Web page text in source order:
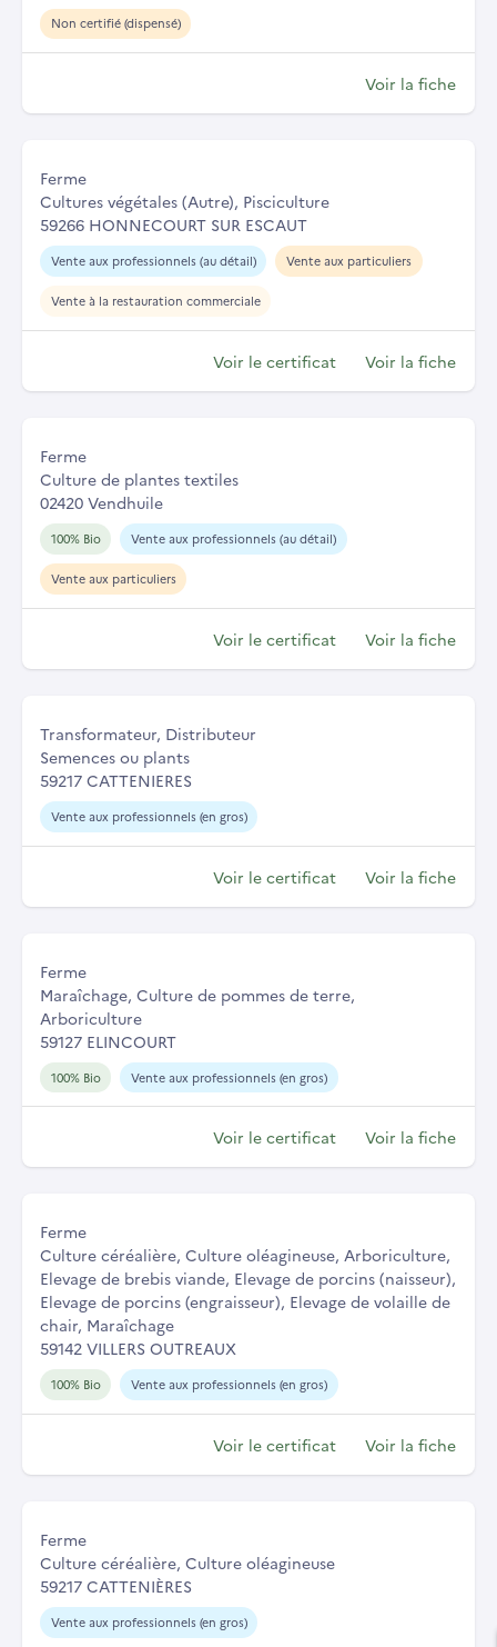
Non certifié (dispensé)
Voir la fiche
Ferme
Cultures végétales (Autre), Pisciculture
59266 HONNECOURT SUR ESCAUT
Vente aux professionnels (au détail) Vente aux particuliers
Vente à la restauration commerciale
Voir le certificat Voir la fiche
Ferme
Culture de plantes textiles
02420 Vendhuile
100% Bio Vente aux professionnels (au détail)
Vente aux particuliers
Voir le certificat Voir la fiche
Transformateur, Distributeur
Semences ou plants
59217 CATTENIERES
Vente aux professionnels (en gros)
Voir le certificat Voir la fiche
Ferme
Maraîchage, Culture de pommes de terre,
Arboriculture
59127 ELINCOURT
100% Bio Vente aux professionnels (en gros)
Voir le certificat Voir la fiche
Ferme
Culture céréalière, Culture oléagineuse, Arboriculture,
Elevage de brebis viande, Elevage de porcins (naisseur),
Elevage de porcins (engraisseur), Elevage de volaille de
chair, Maraîchage
59142 VILLERS OUTREAUX
100% Bio Vente aux professionnels (en gros)
Voir le certificat Voir la fiche
Ferme
Culture céréalière, Culture oléagineuse
59217 CATTENIÈRES
Vente aux professionnels (en gros)